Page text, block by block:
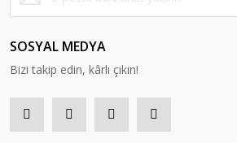
SOSYAL MEDYA
Bizi takip edin, kârlı çıkın!